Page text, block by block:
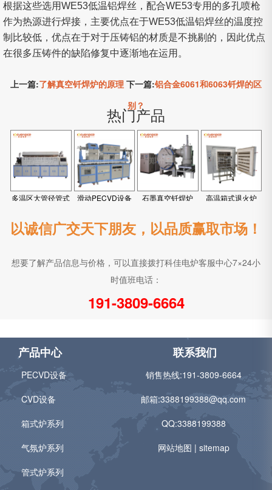
根据这些选用WE53低温铝焊丝，配合WE53专用的多孔喷枪
作为热源进行焊接，主要优点在于WE53低温铝焊丝的温度控
制比较低，优点在于对于压铸铝的材质是不挑剔的，因此优点
在很多压铸件的缺陷修复中逐渐地在运用。
上一篇:了解真空钎焊炉的原理 下一篇:铝合金6061和6063钎焊的区
别？
热门产品
多温区大管径管式
滑动PECVD设备 石墨真空钎焊炉 高温箱式退火炉
以诚信广交天下朋友，以品质赢取市场！
想要了解产品信息与价格，可以直接拨打科佳电炉客服中心7×24小
时值班电话：
191-3809-6664
产品中心
PECVD设备
CVD设备
箱式炉系列
气氛炉系列
管式炉系列
联系我们
销售热线:191-3809-6664
邮箱:3388199388@qq.com
QQ:3388199388
网站地图 | sitemap